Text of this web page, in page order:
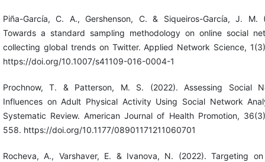
Piña-García, C. A., Gershenson, C. & Siqueiros-García, J. M.
Towards a standard sampling methodology on online social
collecting global trends on Twitter. Applied Network Science,
https://doi.org/10.1007/s41109-016-0004-1
Prochnow, T. & Patterson, M. S. (2022). Assessing Social
Influences on Adult Physical Activity Using Social Network
Systematic Review. American Journal of Health Promotion,
558. https://doi.org/10.1177/08901171211060701
Rocheva, A., Varshaver, E. & Ivanova, N. (2022). Targeting